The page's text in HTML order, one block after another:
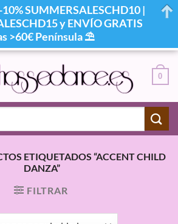
0
ETIQUETADOS “ACCENT CHILD
DANZA”
FILTRAR
SUMMERSALESCHD10 |
y ENVÍO GRATIS
>60€ Península ⛱